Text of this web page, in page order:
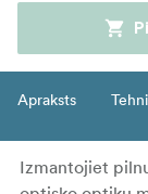
Apraksts
Izmantojiet